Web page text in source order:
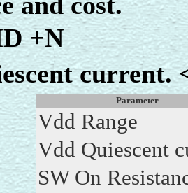
+N
current.
Parameter
Vdd Range
Vdd Quiescent
SW On